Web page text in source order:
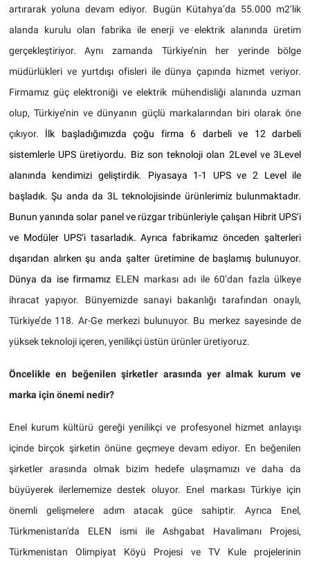
artırarak yoluna devam ediyor. Bugün Kütahya’da 55.000 m2‘lik
alanda kurulu olan fabrika ile enerji ve elektrik alanında üretim
gerçekleştiriyor. Aynı zamanda Türkiye’nin her yerinde bölge
müdürlükleri ve yurtdışı ofisleri ile dünya çapında hizmet veriyor.
Firmamız güç elektroniği ve elektrik mühendisliği alanında uzman
olup, Türkiye’nin ve dünyanın güçlü markalarından biri olarak öne
çıkıyor. İlk başladığımızda çoğu firma 6 darbeli ve 12 darbeli
sistemlerle UPS üretiyordu. Biz son teknoloji olan 2Level ve 3Level
alanında kendimizi geliştirdik. Piyasaya 1-1 UPS ve 2 Level ile
başladık. Şu anda da 3L teknolojisinde ürünlerimiz bulunmaktadır.
Bunun yanında solar panel ve rüzgar tribünleriyle çalışan Hibrit UPS’i
ve Modüler UPS‘i tasarladık. Ayrıca fabrikamız önceden şalterleri
dışarıdan alırken şu anda şalter üretimine de başlamış bulunuyor.
Dünya da ise firmamız ELEN markası adı ile 60’dan fazla ülkeye
ihracat yapıyor. Bünyemizde sanayi bakanlığı tarafından onaylı,
Türkiye’de 118. Ar-Ge merkezi bulunuyor. Bu merkez sayesinde de
yüksek teknoloji içeren, yenilikçi üstün ürünler üretiyoruz.
Öncelikle en beğenilen şirketler arasında yer almak kurum ve
marka için önemi nedir?
Enel kurum kültürü gereği yenilikçi ve profesyonel hizmet anlayışı
içinde birçok şirketin önüne geçmeye devam ediyor. En beğenilen
şirketler arasında olmak bizim hedefe ulaşmamızı ve daha da
büyüyerek ilerlememize destek oluyor. Enel markası Türkiye için
önemli gelişmelere adım atacak güce sahiptir. Ayrıca Enel,
Türkmenistan'da ELEN ismi ile Ashgabat Havalimanı Projesi,
Türkmenistan Olimpiyat Köyü Projesi ve TV Kule projelerinin